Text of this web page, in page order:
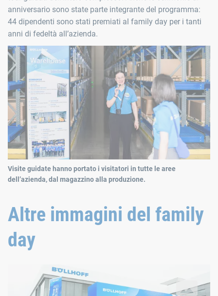
anniversario sono state parte integrante del programma:
44 dipendenti sono stati premiati al family day per i tanti
anni di fedeltà all’azienda.
Visite guidate hanno portato i visitatori in tutte le aree
dell’azienda, dal magazzino alla produzione.
Altre immagini del family
day
L’inaugurazione del nuovo edificio fase V a Wuxi, in Cina, è